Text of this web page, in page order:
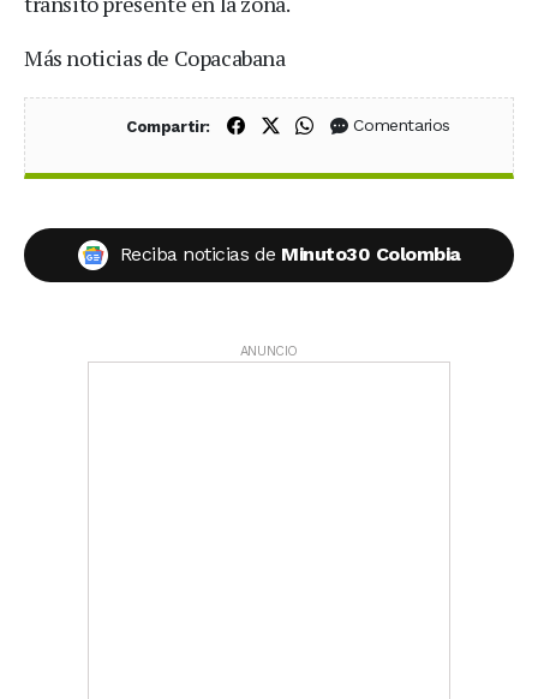
Más noticias de Copacabana
Compartir: Compartir en Facebook
Compartir en X (Twitter)
Compartir en WhatsApp
Comentarios
Reciba noticias de Minuto30 Colombia
ANUNCIO